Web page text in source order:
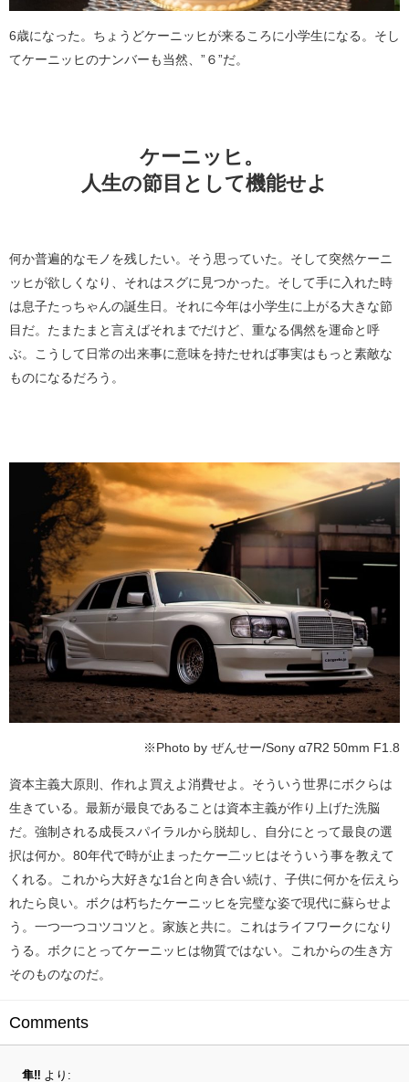
6歳になった。ちょうどケーニッヒが来るころに小学生になる。そし
てケーニッヒのナンバーも当然、”６”だ。
ケーニッヒ。
人生の節目として機能せよ
何か普遍的なモノを残したい。そう思っていた。そして突然ケーニ
ッヒが欲しくなり、それはスグに見つかった。そして手に入れた時
は息子たっちゃんの誕生日。それに今年は小学生に上がる大きな節
目だ。たまたまと言えばそれまでだけど、重なる偶然を運命と呼
ぶ。こうして日常の出来事に意味を持たせれば事実はもっと素敵な
ものになるだろう。
※Photo by ぜんせー/Sony α7R2 50mm F1.8
資本主義大原則、作れよ買えよ消費せよ。そういう世界にボクらは
生きている。最新が最良であることは資本主義が作り上げた洗脳
だ。強制される成長スパイラルから脱却し、自分にとって最良の選
択は何か。80年代で時が止まったケー二ッヒはそういう事を教えて
くれる。これから大好きな1台と向き合い続け、子供に何かを伝えら
れたら良い。ボクは朽ちたケーニッヒを完璧な姿で現代に蘇らせよ
う。一つ一つコツコツと。家族と共に。これはライフワークになり
うる。ボクにとってケーニッヒは物質ではない。これからの生き方
そのものなのだ。
Comments
隼‼︎ より: